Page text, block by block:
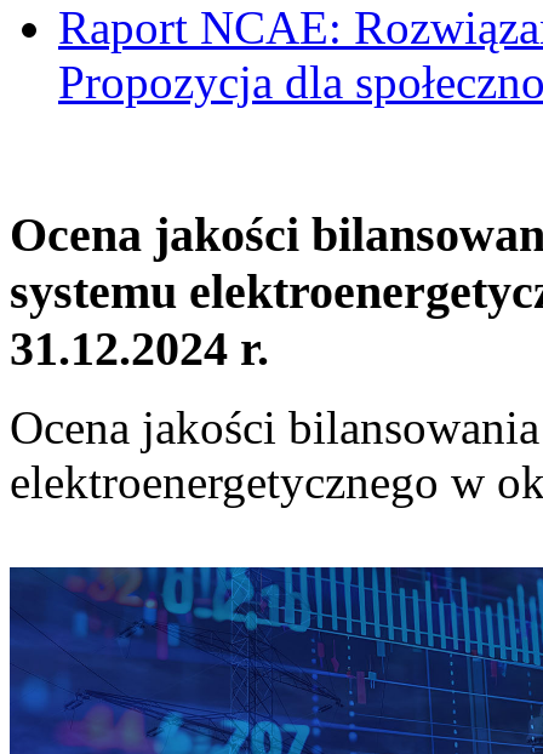
Raport NCAE:
Propozycja dla
Ocena jakości
systemu
31.12.2024 r.
Ocena jakości
elektroenergetycznego w